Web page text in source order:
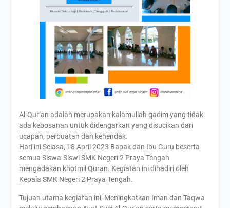
HARKITNAS KE-117
Upacara memperingati Hari
Pendidikan Nasional 2 Mei
2026 di SMKN 2 PRAYA
TENGAH.
Al-Qur’an adalah merupakan kalamullah qadim yang tidak
ada kebosanan untuk didengarkan yang disucikan dari
ucapan, perbuatan dan kehendak.
Hari ini Selasa, 18 April 2023 Bapak dan Ibu Guru beserta
semua Siswa-Siswi SMK Negeri 2 Praya Tengah
mengadakan khotmil Quran. Kegiatan ini dihadiri oleh
Kepala SMK Negeri 2 Praya Tengah.
Tujuan utama kegiatan ini, Meningkatkan Iman dan Taqwa